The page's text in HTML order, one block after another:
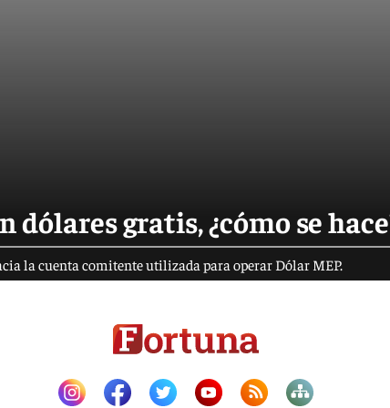
gratis, ¿cómo se
la cuenta comitente utilizada para operar Dólar MEP.